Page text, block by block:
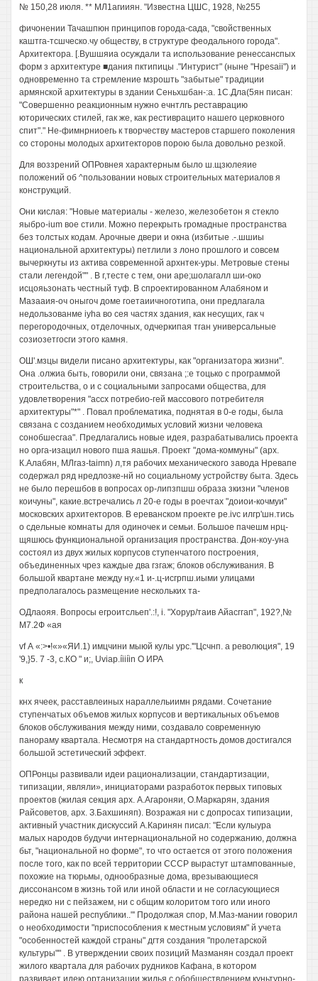
№ 150,28 июля. ** МЛ1агииян. "Известна ЦШС, 1928, №255
фичонении Тачашпюн принципов города-сада, "свойственных
каштга-тсшческо.чу обществу, в структуре феодального города".
Архитектора. [.Вушшяиа осуждали та использование ренессанспых
форм з архитектуре ■дания пктипицы ."Интурист" (ныне "Hpesaii") и
одновременно та стремление мзрошть "забытые" традиции
армянской архитектуры в здании Сеньхшбан-:а. 1С.Дла(5ян писан:
"Совершенно реакционным нужно ечнтлгь реставрацию
юторических стилей, гак же, как рестиврацито нашего церковного
спит"." Не-фимнрниоегь к творчеству мастеров старшего поколения
со стороны молодых архитекторов порою была довольно резкой.
Для воззрений ОПРовнея характерным было ш.щзюлеяие
положений об ^пользовании новых строительных материалов я
конструкций.
Они кислая: "Новые материалы - железо, железобетон я стекло
яыбро-ium вое стили. Можно перекрыть громадные пространства
без толстых кодам. Арочные двери и окна (избитые .-.шшиы
национальной архитектуры) петлили з лоно прошлого и совсем
вычеркнуты из актива современной архнтек-уры. Метровые стены
стали легендой"" . В г,тесте с тем, они аре;шолагалл ши-око
исцояьзонать честный туф. В спроектированном Алабяном и
Мазааия-оч оныгоч доме гоетаиичноготипа, они предлагала
недользованме iyha во сея частях здания, как несущих, гак ч
перегородочных, отделочных, одчеркипая тган универсальные
созиозетгосги этого камня.
ОШ'.мзцы видели писано архитектуры, как "организатора жизни".
Она .олжиа быть, говорили они, связана ;:е тоцько с программой
строительства, о и с социальными запросами общества, для
удовлетворения "ассх потребио-гей массового потребителя
архитектуры"*" . Повал проблематика, поднятая в 0-е годы, была
связана с созданием необходимых условий жизни человека
сонобшесгаа". Предлагались новые идея, разрабатывались проекта
но орга-изацил нового пша яашья. Проект "дома-коммуны" (арх.
К.Алабян, МЛгаз-taimn) л,тя рабочих механического завода Нревапе
содержал ряд нредлозке-нй но социальному устройству быта. Здесь
не было перешбов в вопросах ор-липзпшш образа зкизни "членов
коичуны", какие.встречались л 20-е годы в роечтах "доиои-кочмуи"
московских архитекторов. В ереванском проекте pe.ivc илгр'шн.тись
о сдельные комнаты для одиночек и семьи. Большое пачешм нрц-
щяшюсь функциональной организация пространства. Дон-коу-уна
состоял из двух жилых корпусов ступенчатого построения,
объединенных чрез каждые два гзгаж; блоков обслуживания. В
большой квартане между ну.«1 и-.ц-исгрпш.иыми улицами
предполагалось размещение нескольких та-
ОДлаояя. Вопросы егроитсльеп'.:!, i. "Хорур/таив Айасггап", 192?,№
М7.2Ф «ая
vf А «:>•!«»«ЯИ.1) имцчини мыюй кулы урс.'"Цсчнп. а революция", 19
'9,}5. 7 -3, с.КО " и;, Uviap.íiiíin О ИРА
к
кнх ячеек, расставлеиных нараллельиимн рядами. Сочетание
ступенчатых объемов жилых корпусов и вертикальных объемов
блоков обслуживания между ними, создавало современную
панораму квартала. Несмотря на стандартность домов достигался
большой эстетический эффект.
ОПРонцы развивали идеи рационализации, стандартизации,
типизации, являли», инициаторами разработок первых типовых
проектов (жилая секция арх. А.Агароняи, О.Маркарян, здания
Райсоветов, арх. З.Бахшиняп). Возражая ни с допросах типизации,
активный участник дискуссий А.Каринян писал: "Если кулыура
малых народов будучи интернациональной но содержанию, должна
бьт, "национальной но форме", то что остается от этого положения
после того, как по всей территории СССР вырастут штампованные,
похожие на тюрьмы, однообразные дома, врезывающиеся
диссонансом в жизнь той или иной области и не согласующиеся
нередко ни с пейзажем, ни с общим колоритом того или иного
района нашей республики.."' Продолжая спор, М.Маз-мании говорил
о необходимости "приспособления к местным условиям" й учета
"особенностей каждой страны" дгтя создания "пролетарской
культуры"" . В утверждении своих позиций Мазманян создал проект
жилого квартала для рабочих рудников Кафана, в котором
развивает идею ортанизации жилья с обобществлением куньтурно-